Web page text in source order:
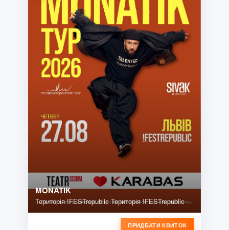
MONATIK
Територія !FESTrepublic Територія !FESTrepublic
ПРИДБАТИ КВИТОК